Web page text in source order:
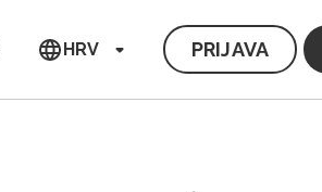
HRV PRIJAVA